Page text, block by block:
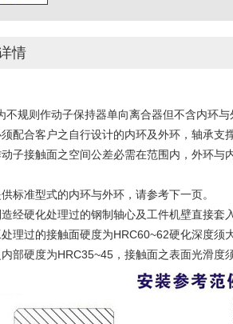
情
不规则作动子保持器单向离合器但不含内环与
配合客户之自行设计的内环及外环，轴承支
子接触面之空间公差必需在范围内，外环与
标准型式的内环与外环，请参考下一页。
经硬化处理过的钢制轴心及工件机壁直接套
理过的接触面硬度为HRC60~62硬化深度须
部硬度为HRC35~45，接触面之表面光滑度